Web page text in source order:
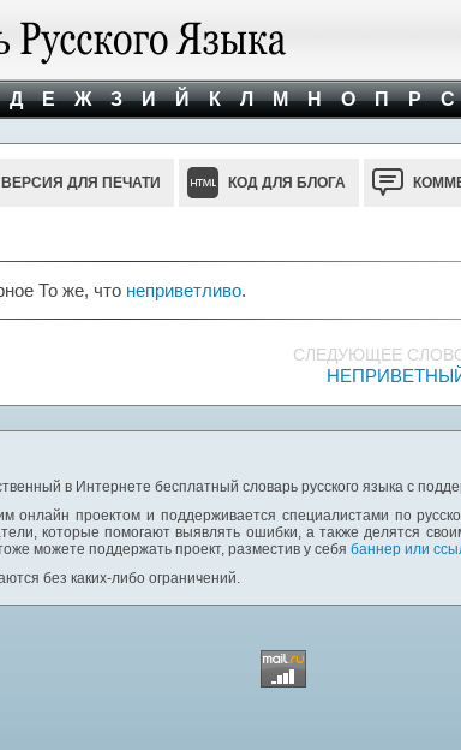
Д Е Ж З И Й К Л М Н О П Р С
ВЕРСИЯ ДЛЯ ПЕЧАТИ КОД ДЛЯ БЛОГА
То же, что неприветливо.
СЛЕДУЮЩЕЕ
в Интернете бесплатный словарь русского языка с
онлайн проектом и поддерживается специалистами по
которые помогают выявлять ошибки, а также делятся
можете поддержать проект, разместив у себя баннер или
без каких-либо ограничений.